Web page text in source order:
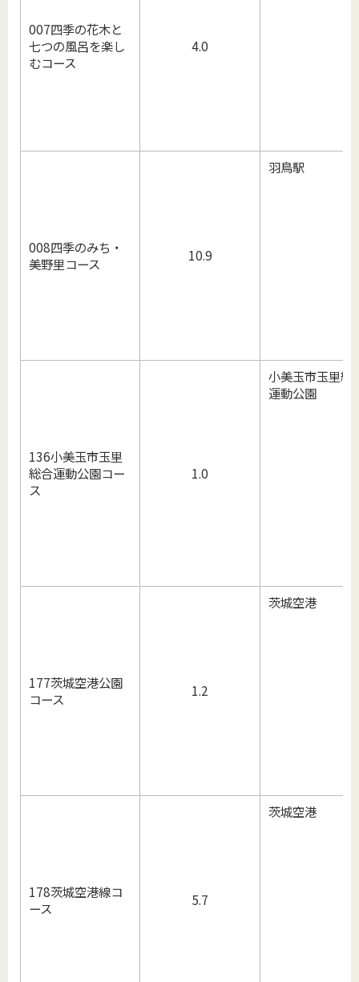
007四季の花木と
七つの風呂を楽し
むコース
4.0
008四季のみち・
美野里コース
10.9
羽鳥駅
136小美玉市玉里
総合運動公園コー
ス
1.0
小美玉市玉里総
運動公園
177茨城空港公園
コース
1.2
茨城空港
178茨城空港線コ
ース
5.7
茨城空港